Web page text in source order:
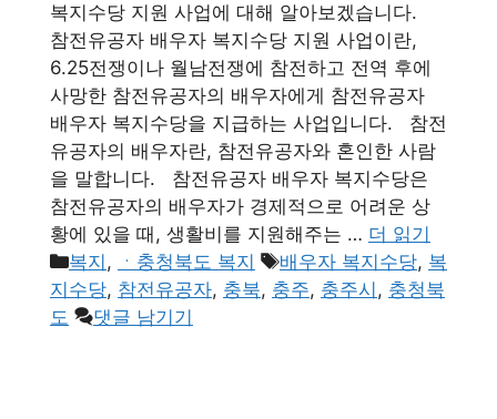
복지수당 지원 사업에 대해 알아보겠습니다.
참전유공자 배우자 복지수당 지원 사업이란,
6.25전쟁이나 월남전쟁에 참전하고 전역 후에
사망한 참전유공자의 배우자에게 참전유공자
배우자 복지수당을 지급하는 사업입니다. 참전
유공자의 배우자란, 참전유공자와 혼인한 사람
을 말합니다. 참전유공자 배우자 복지수당은
참전유공자의 배우자가 경제적으로 어려운 상
황에 있을 때, 생활비를 지원해주는 … 더 읽기
카
테
고
복지 , ㆍ충청북도 복지
태
그
배우자 복지수당, 복
지수당, 참전유공자, 충북, 충주, 충주시 , 충청북
도
댓글 남기기